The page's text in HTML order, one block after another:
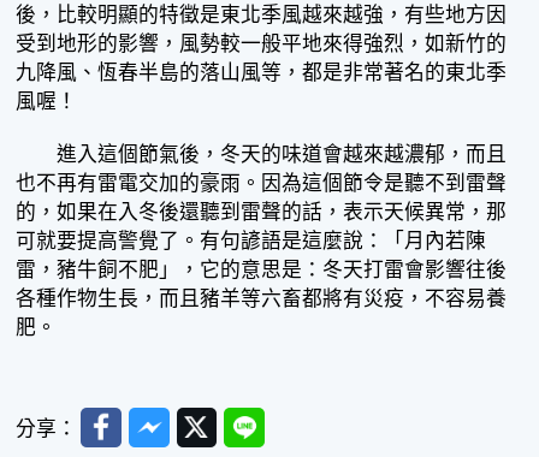
後，比較明顯的特徵是東北季風越來越強，有些地方因
受到地形的影響，風勢較一般平地來得強烈，如新竹的
九降風、恆春半島的落山風等，都是非常著名的東北季
風喔！
進入這個節氣後，冬天的味道會越來越濃郁，而且
也不再有雷電交加的豪雨。因為這個節令是聽不到雷聲
的，如果在入冬後還聽到雷聲的話，表示天候異常，那
可就要提高警覺了。有句諺語是這麼說：「月內若陳
雷，豬牛飼不肥」，它的意思是：冬天打雷會影響往後
各種作物生長，而且豬羊等六畜都將有災疫，不容易養
肥。
分享： FacebookMessenger
TwitterLine